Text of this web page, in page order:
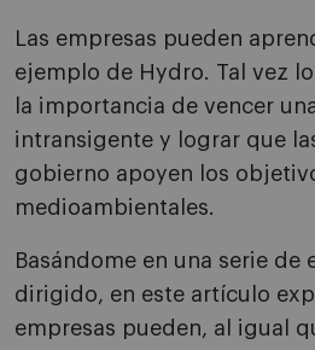
Las empresas pueden
ejemplo de Hydro. Tal vez
la importancia de vencer
intransigente y lograr que
gobierno apoyen los
medioambientales.
Basándome en una serie de
dirigido, en este artículo
empresas pueden, al igual